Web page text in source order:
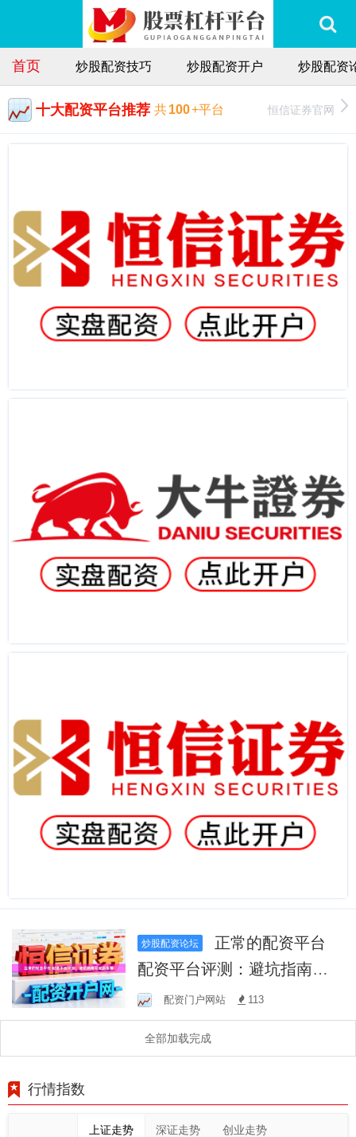
首页 炒股配资技巧 炒股配资开户 炒股配资
十大配资平台推荐 共100+平台 恒信证券官网
炒股配资论坛
配资平台评测：避坑指南与
优选推荐
配资门户网站 113
全部加载完成
行情指数
上证走势 深证走势 创业走势